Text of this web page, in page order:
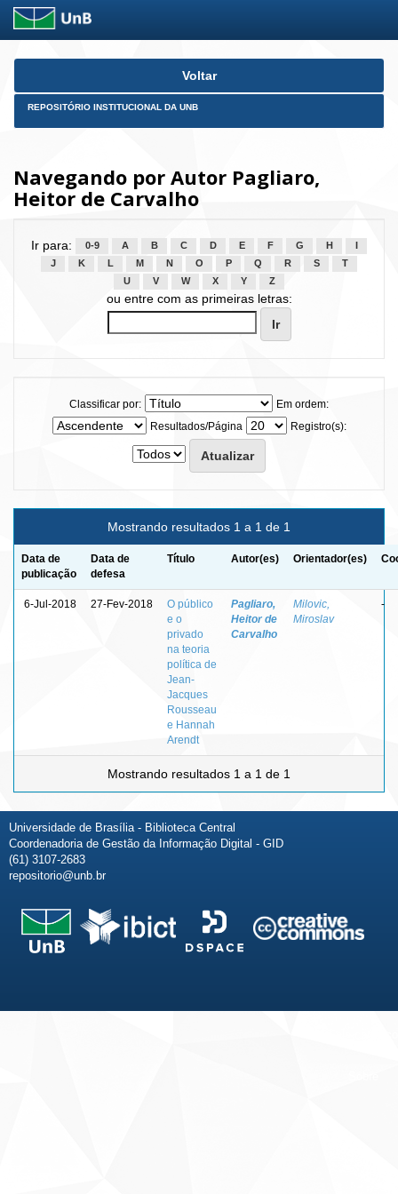
Skip
Voltar
REPOSITÓRIO INSTITUCIONAL DA UNB
Navegando por Autor Pagliaro,
Heitor de Carvalho
Ir para: 0-9 A B C D E F G H
J
K L M N O P Q R S
T
U
V W X Y Z
ou entre com as primeiras letras:
Classificar por:
Em ordem:
Resultados/Página
Registro(s):
Mostrando resultados 1 a 1 de 1
Data de
publicação
Data de
defesa
Título Autor(es) Orientador(es)
6-Jul-2018 27-Fev-2018
O público
e o
privado
na teoria
política de
Jean-
Jacques
Rousseau
e Hannah
Arendt
Pagliaro,
Heitor de
Carvalho
Milovic,
Miroslav
-
Mostrando resultados 1 a 1 de 1
Universidade de Brasília - Biblioteca Central
Coordenadoria de Gestão da Informação Digital - GID
(61) 3107-2683
repositorio@unb.br